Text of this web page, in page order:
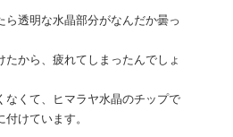
ら透明な水晶部分がなんだか曇っ
たから、疲れてしまったんでしょ
なくて、ヒマラヤ水晶のチップで
けています。